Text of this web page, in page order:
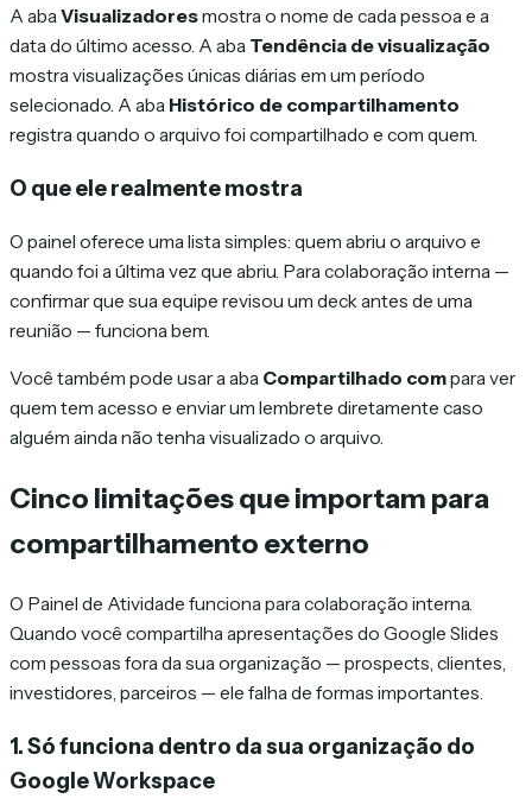
A aba Visualizadoresmostra o nome de cada pessoa e a
data do último acesso. A aba Tendência de visualização
mostra visualizações únicas diárias em um período
selecionado. A aba Histórico de compartilhamento
registra quando o arquivo foi compartilhado e com quem.
O que ele realmente mostra
O painel oferece uma lista simples: quem abriu o arquivo e
quando foi a última vez que abriu. Para colaboração interna —
confirmar que sua equipe revisou um deck antes de uma
reunião — funciona bem.
Você também pode usar a aba Compartilhado compara ver
quem tem acesso e enviar um lembrete diretamente caso
alguém ainda não tenha visualizado o arquivo.
Cinco limitações que importam para
compartilhamento externo
O Painel de Atividade funciona para colaboração interna.
Quando você compartilha apresentações do Google Slides
com pessoas fora da sua organização — prospects, clientes,
investidores, parceiros — ele falha de formas importantes.
1. Só funciona dentro da sua organização do
Google Workspace